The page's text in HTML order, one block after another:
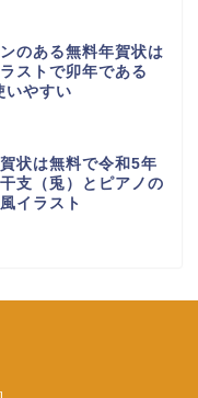
のある無料年賀状は
ストで卯年である
いやすい
状は無料で令和5年
支（兎）とピアノの
イラスト